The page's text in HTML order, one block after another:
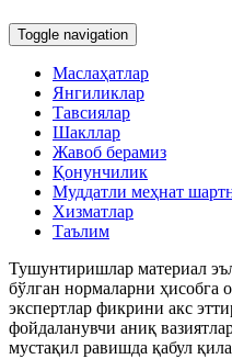
Toggle navigation
Маслаҳатлар
Янгиликлар
Тавсиялар
Шакллар
Жавоб берамиз
Қонунчилик
Муддатли меҳнат
Хизматлар
Таълим
Тушунтиришлар материал
бўлган нормаларни ҳисобга
экспертлар фикрини акс
фойдаланувчи аниқ
мустақил равишда қабул